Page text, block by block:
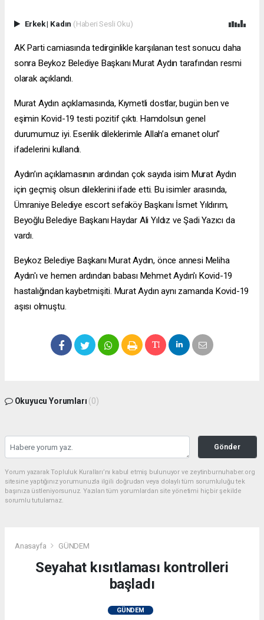
Erkek| Kadın (Haberi Sesli Oku)
AK Parti camiasında tedirginlikle karşılanan test sonucu daha
sonra Beykoz Belediye Başkanı Murat Aydın tarafından resmi
olarak açıklandı.
Murat Aydın açıklamasında, Kıymetli dostlar, bugün ben ve
eşimin Kovid-19 testi pozitif çıktı. Hamdolsun genel
durumumuz iyi. Esenlik dileklerimle Allah’a emanet olun”
ifadelerini kullandı.
Aydın’ın açıklamasının ardından çok sayıda isim Murat Aydın
için geçmiş olsun dileklerini ifade etti. Bu isimler arasında,
Ümraniye Belediye escort sefaköyBaşkanı İsmet Yıldırım,
Beyoğlu Belediye Başkanı Haydar Ali Yıldız ve Şadi Yazıcı da
vardı.
Beykoz Belediye Başkanı Murat Aydın, önce annesi Meliha
Aydın'ı ve hemen ardından babası Mehmet Aydın'ı Kovid-19
hastalığından kaybetmişiti. Murat Aydın aynı zamanda Kovid-19
aşısı olmuştu.
Okuyucu Yorumları (0)
Gönder
Yorum yazarak Topluluk Kuralları’nı kabul etmiş bulunuyor ve zeytinburnuhaber.org
sitesine yaptığınız yorumunuzla ilgili doğrudan veya dolaylı tüm sorumluluğu tek
başınıza üstleniyorsunuz. Yazılan tüm yorumlardan site yönetimi hiçbir şekilde
sorumlu tutulamaz.
Anasayfa GÜNDEM
Seyahat kısıtlaması kontrolleri
başladı
GÜNDEM